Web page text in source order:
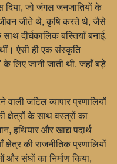
दिया, जो जंगल जनजातियों के
जीते थे, कृषि करते थे, जैसे
दीर्घकालिक बस्तियाँ बनाई,
ऐसी ही एक संस्कृति
के लिए जानी जाती थी, जहाँ बड़े
जटिल व्यापार प्रणालियों
क्षेत्रों के साथ वस्त्रों का
हथियार और खाद्य पदार्थ
की राजनीतिक प्रणालियों
और संघों का निर्माण किया,